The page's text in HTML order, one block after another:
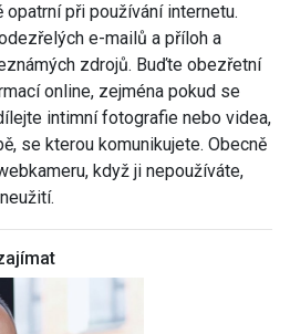
opatrní při používání internetu.
e-mailů a příloh a
zdrojů. Buďte obezřetní
online, zejména pokud se
intimní fotografie nebo videa,
se kterou komunikujete. Obecně
když ji nepoužíváte,